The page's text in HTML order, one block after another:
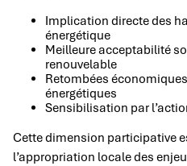
Implication directe des
énergétique
Meilleure acceptabilité
renouvelable
Retombées
énergétiques
Sensibilisation par
Cette dimension participative
l’appropriation locale des